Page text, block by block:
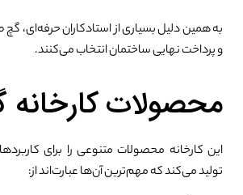
به همین دلیل بسیاری از استادکاران حرفه‌ای، گچ
و پرداخت نهایی ساختمان انتخاب می‌کنند.
محصولات
این کارخانه محصولات متنوعی را برای
تولید می‌کند که مهم‌ترین آن‌ها عبارت‌اند از: